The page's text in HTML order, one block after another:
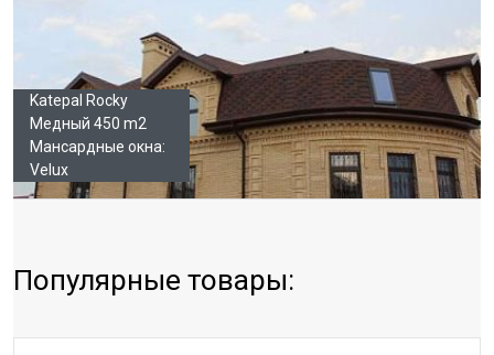
Katepal Rocky
Медный 450 m2
Мансардные окна:
Velux
Популярные товары: